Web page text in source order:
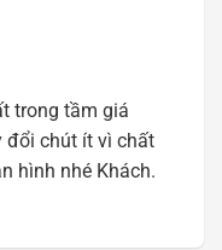
trong tầm giá
đổi chút ít vì chất
hình nhé Khách.